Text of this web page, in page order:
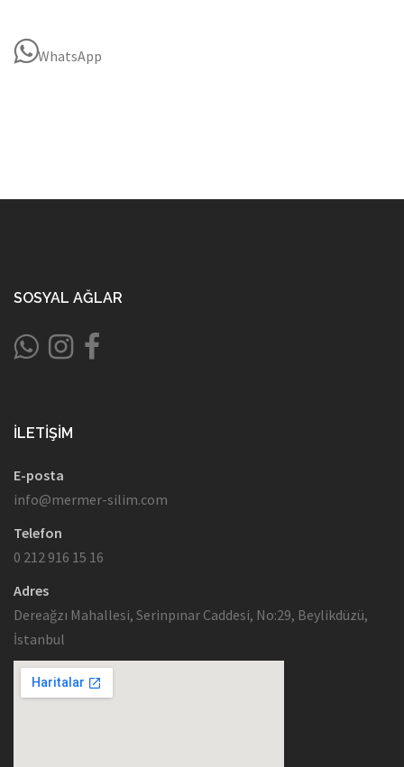
WhatsApp
SOSYAL AĞLAR
İLETIŞIM
E-posta
info@mermer-silim.com
Telefon
0 212 916 15 16
Adres
Dereağzı Mahallesi, Serinpınar Caddesi, No:29, Beylikdüzü,
İstanbul